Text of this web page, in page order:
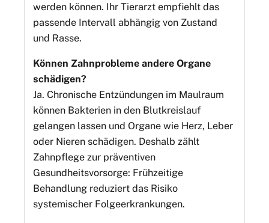
werden können. Ihr Tierarzt empfiehlt das
passende Intervall abhängig von Zustand
und Rasse.
Können Zahnprobleme andere Organe
schädigen?
Ja. Chronische Entzündungen im Maulraum
können Bakterien in den Blutkreislauf
gelangen lassen und Organe wie Herz, Leber
oder Nieren schädigen. Deshalb zählt
Zahnpflege zur präventiven
Gesundheitsvorsorge: Frühzeitige
Behandlung reduziert das Risiko
systemischer Folgeerkrankungen.